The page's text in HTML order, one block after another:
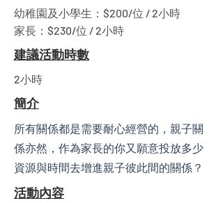
幼稚園及小學生：$200/位 / 2小時
家長：$230/位 / 2小時
建議活動時數
2小時
簡介
所有關係都是需要耐心經營的，親子關
係亦然，作為家長的你又願意投放多少
資源與時間去增進親子彼此間的關係？
​活動內容